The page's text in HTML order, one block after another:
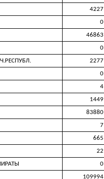
4227
0
46863
0
2277
0
4
1449
83880
7
665
22
0
109994